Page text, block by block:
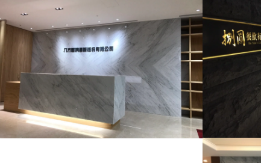
捌圓餐飲-石皮牆面
商業空間